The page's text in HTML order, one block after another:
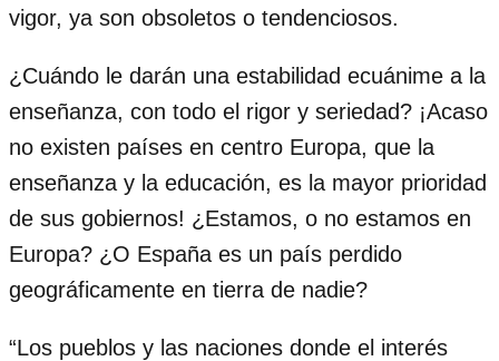
vigor, ya son obsoletos o tendenciosos.
¿Cuándo le darán una estabilidad ecuánime a la
enseñanza, con todo el rigor y seriedad? ¡Acaso
no existen países en centro Europa, que la
enseñanza y la educación, es la mayor prioridad
de sus gobiernos! ¿Estamos, o no estamos en
Europa? ¿O España es un país perdido
geográficamente en tierra de nadie?
“Los pueblos y las naciones donde el interés